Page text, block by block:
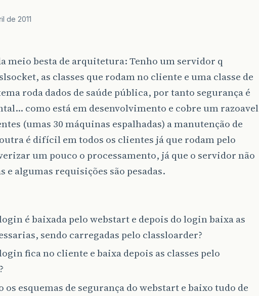
de 2011
meio besta de arquitetura: Tenho um servidor q
as classes que rodam no cliente e uma classe de
roda dados de saúde pública, por tanto segurança é
como está em desenvolvimento e cobre um razoavel
(umas 30 máquinas espalhadas) a manutenção de
é difícil em todos os clientes já que rodam pelo
um pouco o processamento, já que o servidor não
e algumas requisições são pesadas.
é baixada pelo webstart e depois do login baixa as
sendo carregadas pelo classloarder?
fica no cliente e baixa depois as classes pelo
esquemas de segurança do webstart e baixo tudo de